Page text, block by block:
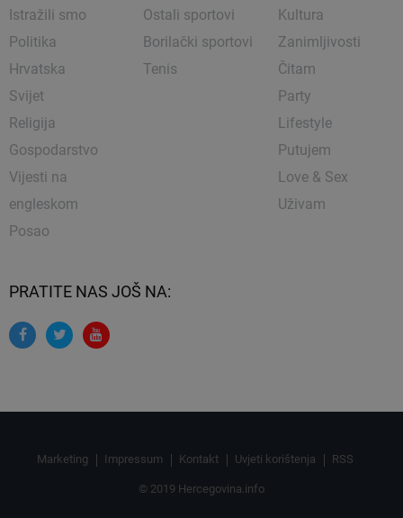
Istražili smo
Politika
Hrvatska
Svijet
Religija
Gospodarstvo
Vijesti na
engleskom
Posao
Ostali sportovi
Borilački sportovi
Tenis
Kultura
Zanimljivosti
Čitam
Party
Lifestyle
Putujem
Love & Sex
Uživam
PRATITE NAS JOŠ NA:
Marketing Impressum Kontakt Uvjeti korištenja RSS
© 2019 Hercegovina.info